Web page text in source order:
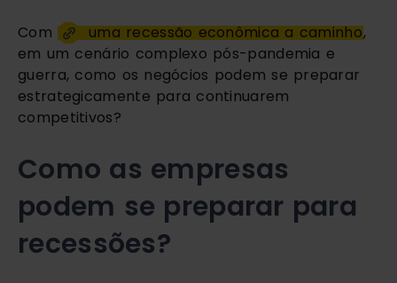
Com uma recessão econômica a caminho,
em um cenário complexo pós-pandemia e
guerra, como os negócios podem se preparar
estrategicamente para continuarem
competitivos?
Como as empresas
podem se preparar para
recessões?